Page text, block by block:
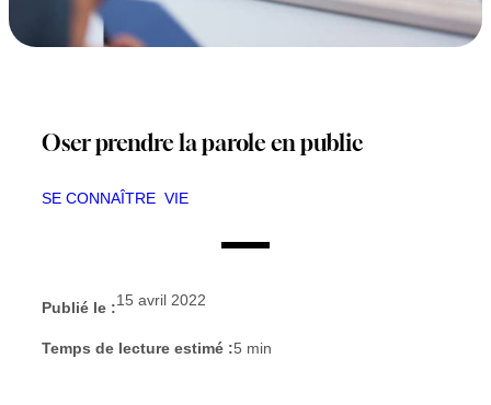
Oser prendre la parole en public
SE CONNAÎTRE VIE
Publié le :15 avril 2022
Temps de lecture estimé :5 min